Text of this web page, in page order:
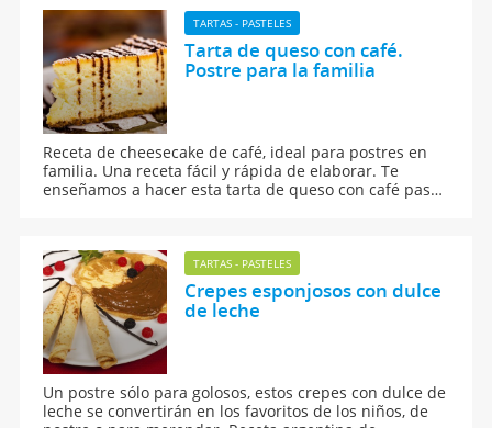
TARTAS - PASTELES
Tarta de queso con café.
Postre para la familia
Receta de cheesecake de café, ideal para postres en
familia. Una receta fácil y rápida de elaborar. Te
enseñamos a hacer esta tarta de queso con café paso
TARTAS - PASTELES
Crepes esponjosos con dulce
de leche
Un postre sólo para golosos, estos crepes con dulce de
leche se convertirán en los favoritos de los niños, de